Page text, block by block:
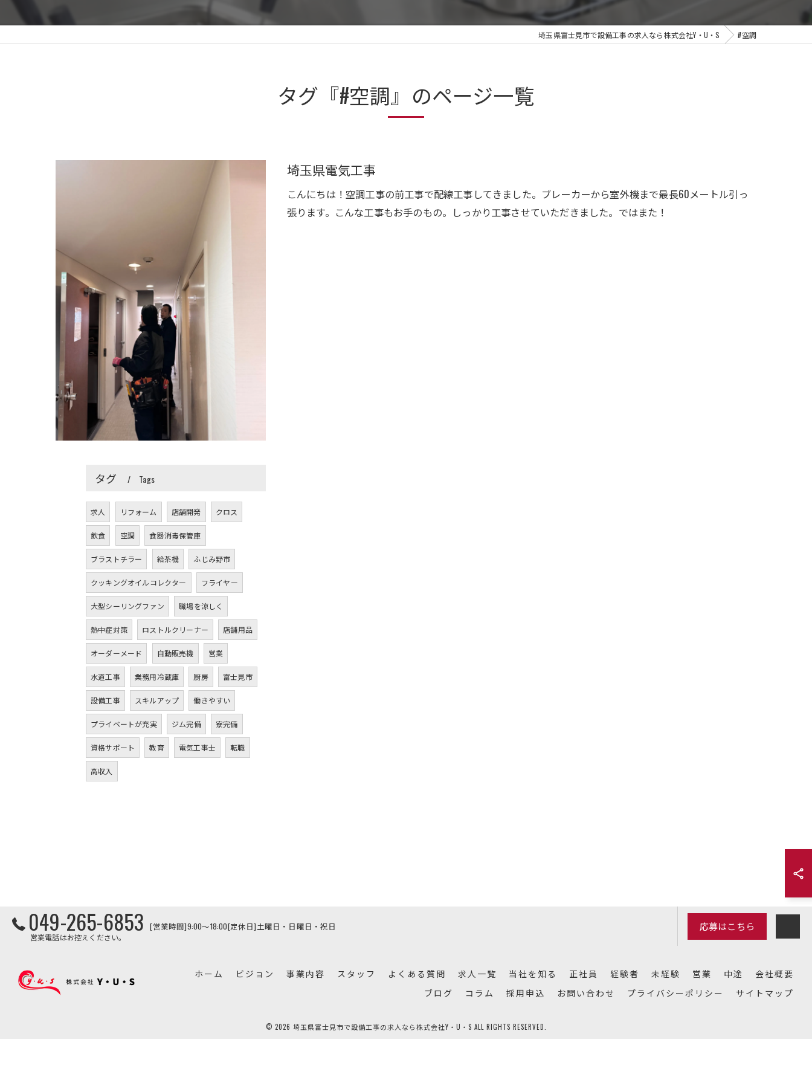
埼玉県富士見市で設備工事の求人なら株式会社Y・U・S #空調
タグ『#空調』のページ一覧
埼玉県電気工事
こんにちは！空調工事の前工事で配線工事してきました。ブレーカーから室外機まで最長60メートル引っ
張ります。こんな工事もお手のもの。しっかり工事させていただきました。ではまた！
タグ Tags
求人 リフォーム 店舗開発 クロス
飲食 空調 食器消毒保管庫
ブラストチラー 給茶機 ふじみ野市
クッキングオイルコレクター フライヤー
大型シーリングファン 職場を涼しく
熱中症対策 ロストルクリーナー 店舗用品
オーダーメード 自動販売機 営業
水道工事 業務用冷蔵庫 厨房 富士見市
設備工事 スキルアップ 働きやすい
プライベートが充実 ジム完備 寮完備
資格サポート 教育 電気工事士 転職
高収入
049-265-6853
営業電話はお控えください。
[営業時間]9:00～18:00[定休日]土曜日・日曜日・祝日 応募はこちら
ホーム ビジョン 事業内容 スタッフ よくある質問 求人一覧 当社を知る 正社員 経験者 未経験 営業 中途
会社概要
ブログ
コラム 採用申込 お問い合わせ プライバシーポリシー サイトマップ
© 2026 埼玉県富士見市で設備工事の求人なら株式会社Y・U・S ALL RIGHTS RESERVED.